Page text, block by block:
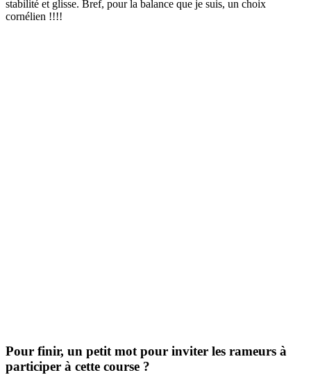
stabilité et glisse. Bref, pour la balance que je suis, un choix
cornélien !!!!
Pour finir, un petit mot pour inviter les rameurs à
participer à cette course ?